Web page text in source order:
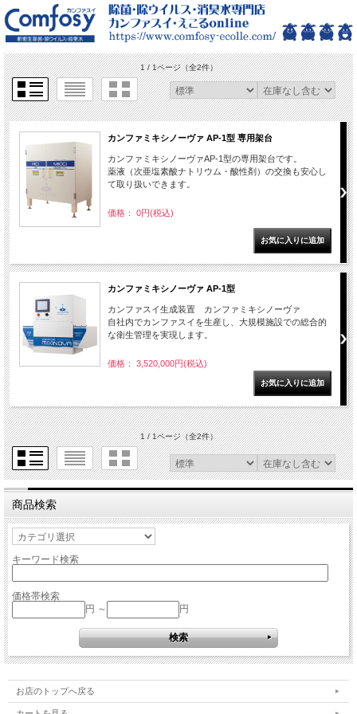
1 / 1ページ（全2件）
カンファミキシノーヴァ AP-1型 専用架台
カンファミキシノーヴァAP-1型の専用架台です。
薬液（次亜塩素酸ナトリウム・酸性剤）の交換も安心し
て取り扱いできます。
価格： 0円(税込)
カンファミキシノーヴァ AP-1型
カンファスイ生成装置 カンファミキシノーヴァ
自社内でカンファスイを生産し、大規模施設での総合的
な衛生管理を実現します。
価格： 3,520,000円(税込)
1 / 1ページ（全2件）
商品検索
キーワード検索
価格帯検索
円 ～
円
お店のトップへ戻る